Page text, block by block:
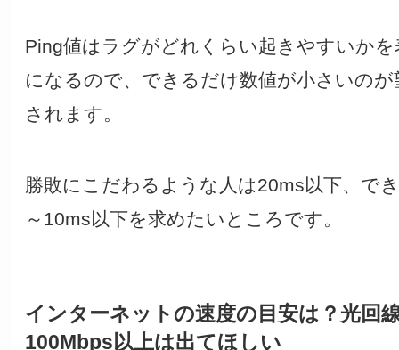
Ping値はラグがどれくらい起きやすいかを
になるので、できるだけ数値が小さいの
されます。
勝敗にこだわるような人は20ms以下、で
～10ms以下を求めたいところです。
インターネットの速度の目安は？光回
100Mbps以上は出てほしい